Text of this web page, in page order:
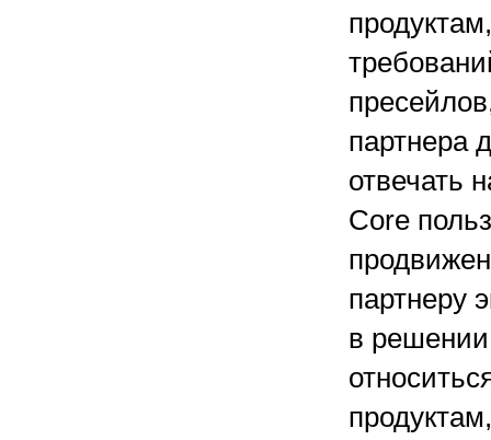
партнера
отвечать
Core
партнеру
в